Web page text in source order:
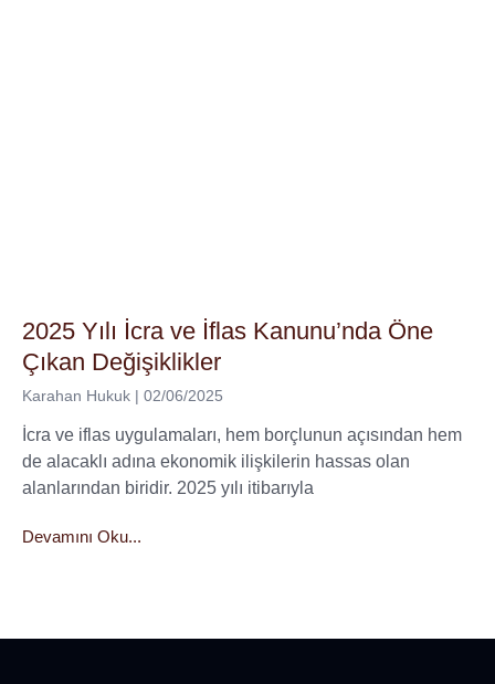
2025 Yılı İcra ve İflas Kanunu’nda Öne
Çıkan Değişiklikler
Karahan Hukuk 02/06/2025
İcra ve iflas uygulamaları, hem borçlunun açısından hem
de alacaklı adına ekonomik ilişkilerin hassas olan
alanlarından biridir. 2025 yılı itibarıyla
Devamını Oku...